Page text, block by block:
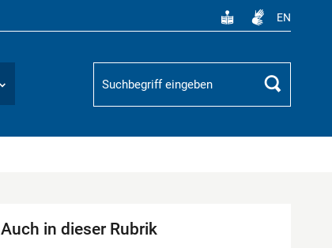
EN
Suchbegriff
Suchen
Auch in dieser Rubrik